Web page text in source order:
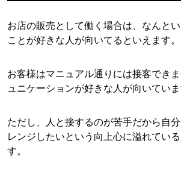
お店の販売として働く場合は、なんと
ことが好きな人が向いてるといえます。
お客様はマニュアル通りには接客でき
ュニケーションが好きな人が向いていま
ただし、人と接するのが苦手だから自
レンジしたいという向上心に溢れてい
す。